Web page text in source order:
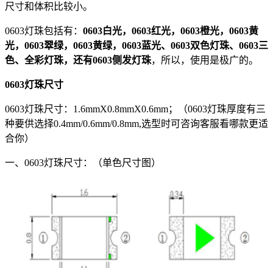
尺寸和体积比较小。
0603灯珠包括有： 0603白光，0603红光，0603橙光，0603黄
光，0603翠绿，0603黄绿，0603蓝光、0603双色灯珠、0603三
色、全彩灯珠，还有0603侧发灯珠，所以，使用是极广的。
0603灯珠尺寸
0603灯珠尺寸：1.6mmX0.8mmX0.6mm；（0603灯珠厚度有三
种要供选择0.4mm/0.6mm/0.8mm,选型时可咨询客服看哪款更适
合你）
一、0603灯珠尺寸：（单色尺寸图）